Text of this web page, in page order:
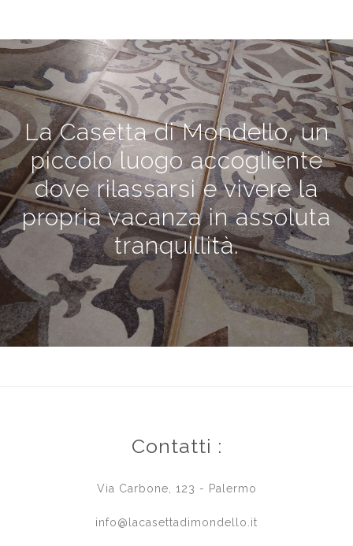
La Casetta di Mondello, un
piccolo luogo accogliente
dove rilassarsi e vivere la
propria vacanza in assoluta
tranquillità.
Contatti :
Via Carbone, 123 - Palermo
info@lacasettadimondello.it